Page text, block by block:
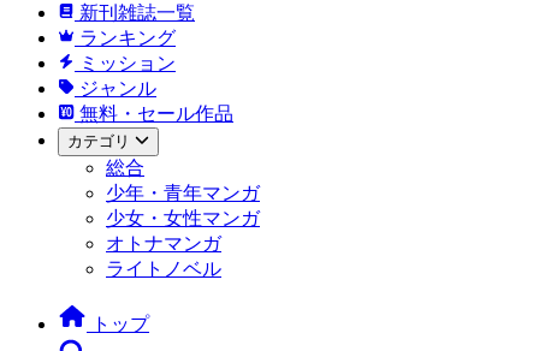
新刊雑誌一覧
ランキング
ミッション
ジャンル
無料・セール作品
カテゴリ
総合
少年・青年マンガ
少女・女性マンガ
オトナマンガ
ライトノベル
トップ